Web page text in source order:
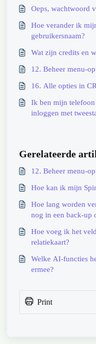
Oeps, wachtwoord
Hoe verander ik
gebruikersnaam?
Wat zijn credits en
12. Beheer menu-
16. Alle opties in
Ik ben mijn
inloggen met
Gerelateerde
12. Beheer menu-
Hoe kan ik mijn
Hoe lang worden
nog in een back-up
Hoe voeg ik het
relatiekaart?
Welke AI-functies
ermee?
Print